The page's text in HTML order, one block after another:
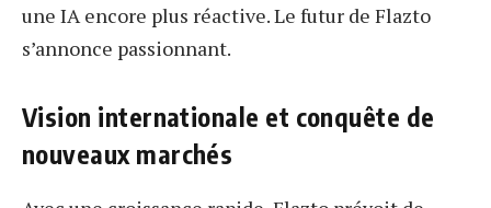
une IA encore plus réactive. Le futur de Flazto
s’annonce passionnant.
Vision internationale et conquête de
nouveaux marchés